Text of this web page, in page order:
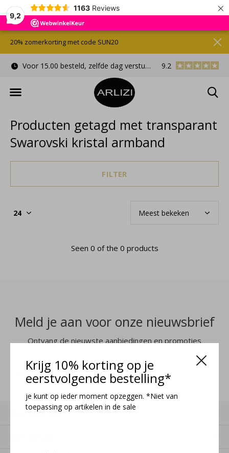
9,2
1163 Reviews ×
Krijg 10% korting op je
eerstvolgende bestelling*
je kunt op ieder moment opzeggen. *Niet van
toepassing op artikelen in de sale
Voor 15.00 besteld, zelfde dag verstuurd Gratis
9.2
20% zomerkorting met code SUN20
Producten getagd met transparant
Swarovski kristal armband
FILTER
Seen 0 of the 0 products
Meld je aan voor onze nieuwsbrief
Ontvang de nieuwste aanbiedingen en promoties
MELD JE AAN
Klantenservice